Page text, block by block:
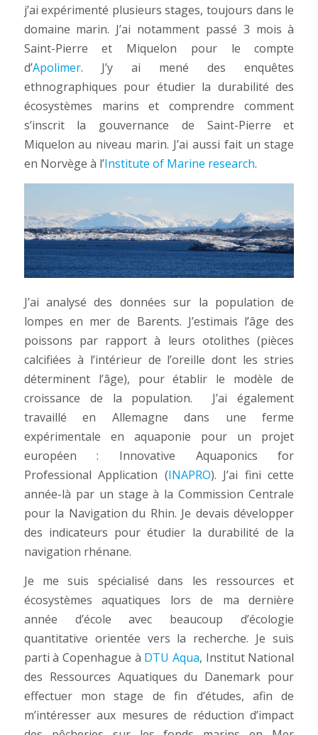
j’ai expérimenté plusieurs stages, toujours dans le
domaine marin. J’ai notamment passé 3 mois à
Saint-Pierre et Miquelon pour le compte
d’Apolimer. J’y ai mené des enquêtes
ethnographiques pour étudier la durabilité des
écosystèmes marins et comprendre comment
s’inscrit la gouvernance de Saint-Pierre et
Miquelon au niveau marin. J’ai aussi fait un stage
en Norvège à l’Institute of Marine research.
J’ai analysé des données sur la population de
lompes en mer de Barents. J’estimais l’âge des
poissons par rapport à leurs otolithes (pièces
calcifiées à l’intérieur de l’oreille dont les stries
déterminent l’âge), pour établir le modèle de
croissance de la population. J’ai également
travaillé en Allemagne dans une ferme
expérimentale en aquaponie pour un projet
européen : Innovative Aquaponics for
Professional Application (INAPRO). J’ai fini cette
année-là par un stage à la Commission Centrale
pour la Navigation du Rhin. Je devais développer
des indicateurs pour étudier la durabilité de la
navigation rhénane.
Je me suis spécialisé dans les ressources et
écosystèmes aquatiques lors de ma dernière
année d’école avec beaucoup d’écologie
quantitative orientée vers la recherche. Je suis
parti à Copenhague à DTU Aqua, Institut National
des Ressources Aquatiques du Danemark pour
effectuer mon stage de fin d’études, afin de
m’intéresser aux mesures de réduction d’impact